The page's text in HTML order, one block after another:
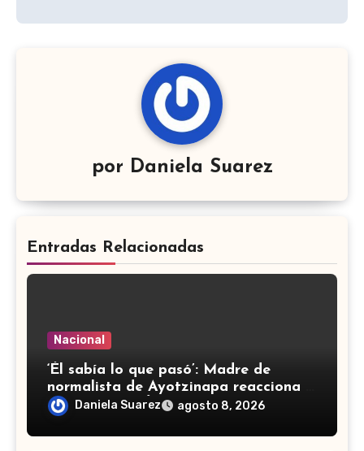
por Daniela Suarez
Entradas Relacionadas
Nacional
‘Él sabía lo que pasó’: Madre de
normalista de Ayotzinapa reacciona a
detención de Ángel ‘N’
Daniela Suarez agosto 8, 2026